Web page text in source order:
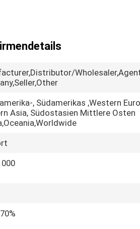
, Südamerikas ,Western
Asia, Südostasien Mittlere Osten